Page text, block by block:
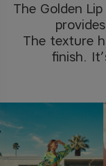
The Golden
The texture
finish.